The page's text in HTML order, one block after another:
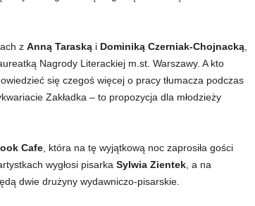
z Anną TaraskąiDominiką Czerniak-Chojnacką,
Nagrody Literackiej m.st. Warszawy. A kto
się czegoś więcej o pracy tłumacza podczas
Zakładka – to propozycja dla młodzieży
Cafe, która na tę wyjątkową noc zaprosiła gości
wygłosi pisarka Sylwia Zientek, a na
dwie drużyny wydawniczo-pisarskie.